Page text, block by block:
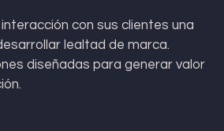
con sus clientes una
lealtad de marca.
diseñadas para generar valor